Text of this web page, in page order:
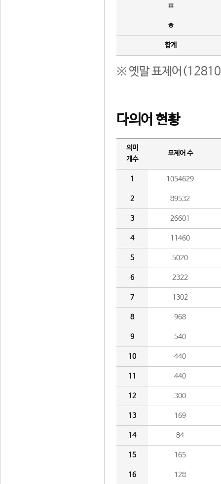
ㅍ
ㅎ
합계
※ 옛말 표제어(12810
다의어 현황
의미
개수
표제어 수
1 1054629
2 89532
3 26601
4 11460
5 5020
6 2322
7 1302
8 968
9 540
10 440
11 440
12 300
13 169
14 84
15 165
16 128